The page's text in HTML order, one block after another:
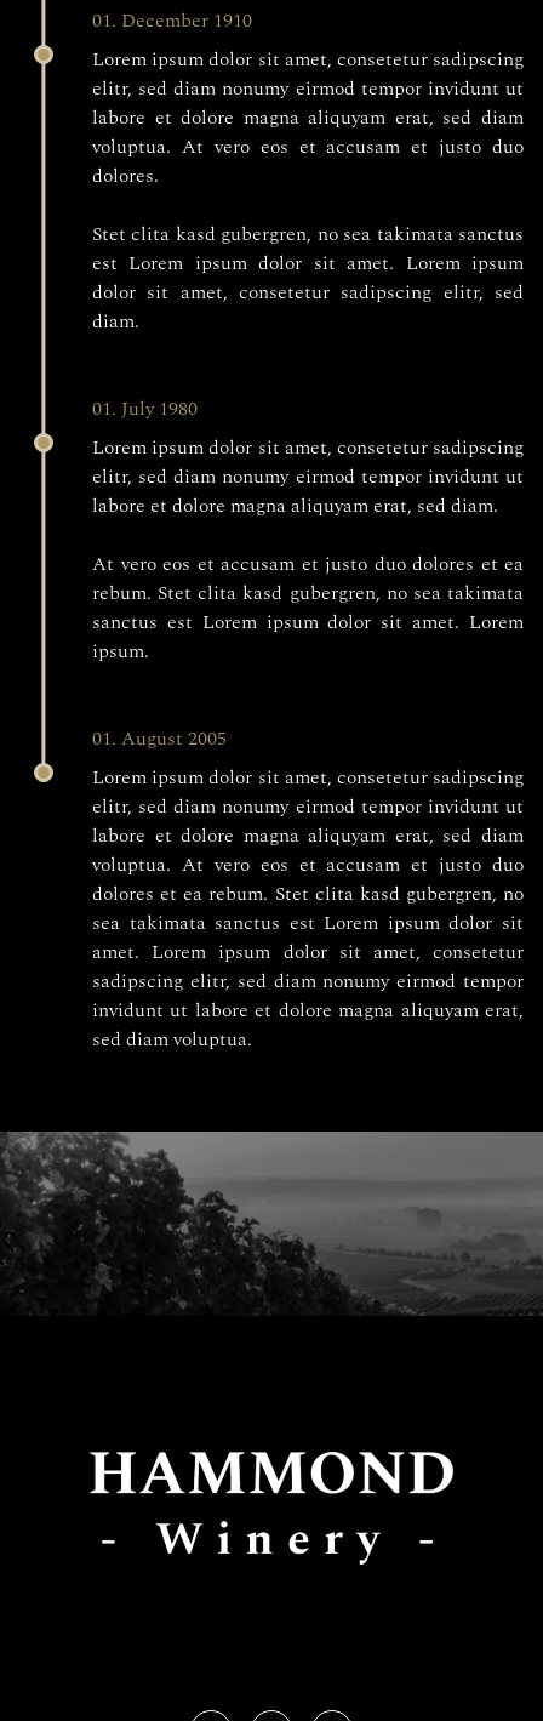
01. December 1910
Lorem ipsum dolor sit amet, consetetur sadipscing
elitr, sed diam nonumy eirmod tempor invidunt ut
labore et dolore magna aliquyam erat, sed diam
voluptua. At vero eos et accusam et justo duo
dolores.
Stet clita kasd gubergren, no sea takimata sanctus
est Lorem ipsum dolor sit amet. Lorem ipsum
dolor sit amet, consetetur sadipscing elitr, sed
diam.
01. July 1980
Lorem ipsum dolor sit amet, consetetur sadipscing
elitr, sed diam nonumy eirmod tempor invidunt ut
labore et dolore magna aliquyam erat, sed diam.
At vero eos et accusam et justo duo dolores et ea
rebum. Stet clita kasd gubergren, no sea takimata
sanctus est Lorem ipsum dolor sit amet. Lorem
ipsum.
01. August 2005
Lorem ipsum dolor sit amet, consetetur sadipscing
elitr, sed diam nonumy eirmod tempor invidunt ut
labore et dolore magna aliquyam erat, sed diam
voluptua. At vero eos et accusam et justo duo
dolores et ea rebum. Stet clita kasd gubergren, no
sea takimata sanctus est Lorem ipsum dolor sit
amet. Lorem ipsum dolor sit amet, consetetur
sadipscing elitr, sed diam nonumy eirmod tempor
invidunt ut labore et dolore magna aliquyam erat,
sed diam voluptua.